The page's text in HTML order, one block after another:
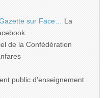
sur Face…
La
de la Confédération
public d’enseignement